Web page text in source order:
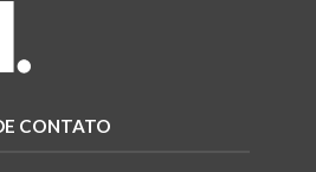
CONTATO